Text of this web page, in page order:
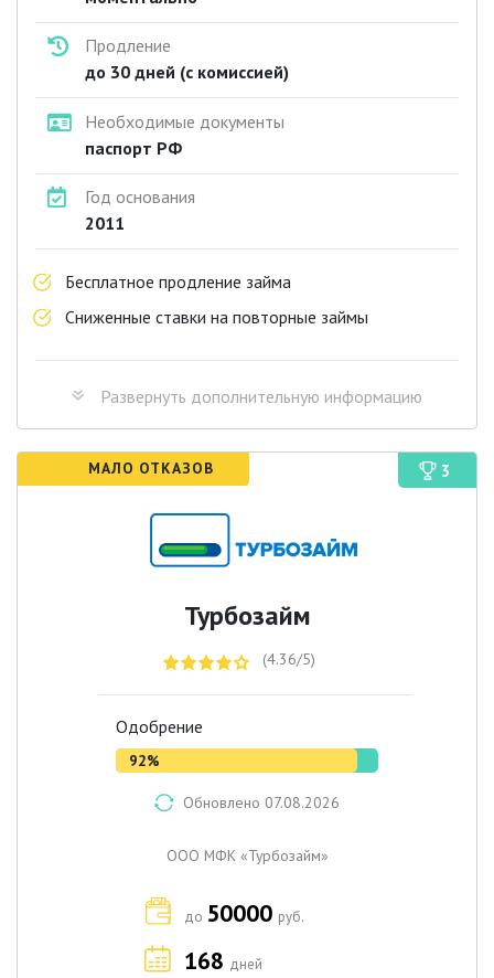
Продление
до 30 дней (с комиссией)
Необходимые документы
паспорт РФ
Год основания
2011
Бесплатное продление займа
Сниженные ставки на повторные займы
Развернуть дополнительную информацию
МАЛО ОТКАЗОВ 3
Турбозайм
(4.36/5)
Одобрение
92%
Обновлено 07.08.2026
ООО МФK «Турбозайм»
до 50000 руб.
168 дней